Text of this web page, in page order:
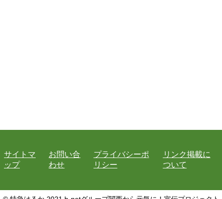
サイトマ
ップ
お問い合
わせ
プライバシーポ
リシー
リンク掲載に
ついて